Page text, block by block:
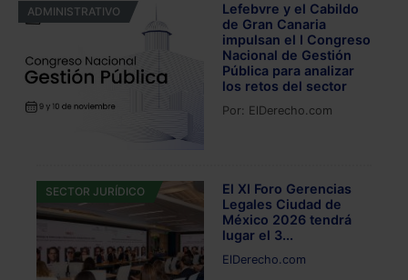
Lefebvre y el Cabildo
de Gran Canaria
impulsan el I Congreso
Nacional de Gestión
Pública para analizar
los retos del sector
Por: ElDerecho.com
ADMINISTRATIVO
El XI Foro Gerencias
Legales Ciudad de
México 2026 tendrá
lugar el 3...
ElDerecho.com
SECTOR JURÍDICO